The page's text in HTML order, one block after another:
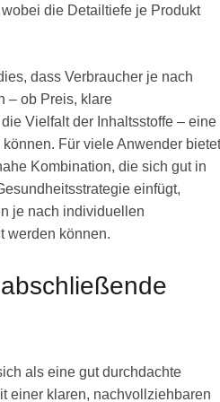
die Detailtiefe je Produkt
dass Verbraucher je nach
– ob Preis, klare
Vielfalt der Inhaltsstoffe – eine
Für viele Anwender bietet
Kombination, die sich gut in
einfügt,
je nach individuellen
werden können.
als eine gut durchdachte
einer klaren, nachvollziehbaren